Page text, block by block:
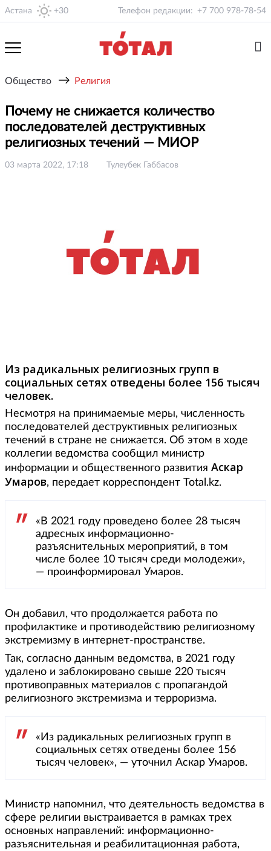
Астана +30 Телефон редакции: +7 700 978-78-54
Общество → Религия
Почему не снижается количество
последователей деструктивных
религиозных течений — МИОР
03 марта 2022, 17:18 Тулеубек Габбасов
Из радикальных религиозных групп в
социальных сетях отведены более 156 тысяч
человек.
Несмотря на принимаемые меры, численность
последователей деструктивных религиозных
течений в стране не снижается. Об этом в ходе
коллегии ведомства сообщил министр
информации и общественного развития Аскар
Умаров, передает корреспондент Total.kz.
«В 2021 году проведено более 28 тысяч
адресных информационно-
разъяснительных мероприятий, в том
числе более 10 тысяч среди молодежи»,
― проинформировал Умаров.
Он добавил, что продолжается работа по
профилактике и противодействию религиозному
экстремизму в интернет-пространстве.
Так, согласно данным ведомства, в 2021 году
удалено и заблокировано свыше 220 тысяч
противоправных материалов с пропагандой
религиозного экстремизма и терроризма.
«Из радикальных религиозных групп в
социальных сетях отведены более 156
тысяч человек», — уточнил Аскар Умаров.
Министр напомнил, что деятельность ведомства в
сфере религии выстраивается в рамках трех
основных направлений: информационно-
разъяснительная и реабилитационная работа,